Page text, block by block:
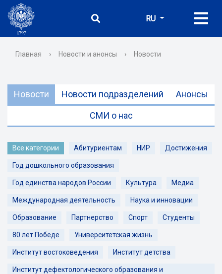
RU
Главная › Новости и анонсы › Новости
Новости Новости подразделений Анонсы
СМИ о нас
Все категории Абитуриентам НИР Достижения
Год дошкольного образования
Год единства народов России Культура Медиа
Международная деятельность Наука и инновации
Образование Партнерство Спорт Студенты
80 лет Победе Университетская жизнь
Институт востоковедения Институт детства
Институт дефектологического образования и